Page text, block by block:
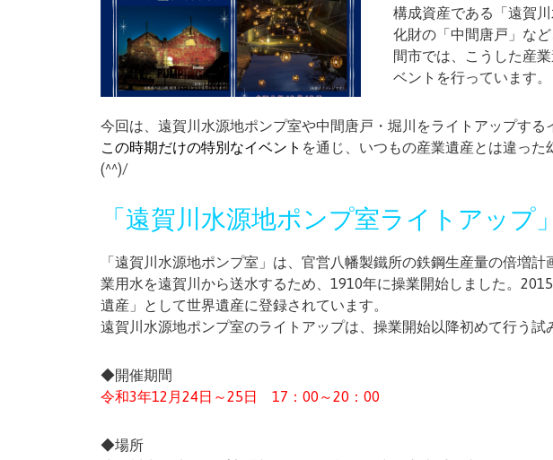
構成資産である「遠賀
化財の「中間唐戸」な
間市では、こうした産
ベントを行っています。
今回は、遠賀川水源地ポンプ室や中間唐戸・堀川をライトアップする
この時期だけの特別なイベント を通じ、いつもの産業遺産とは違っ
(^^)/
「遠賀川水源地ポンプ室ライトアップ」
「遠賀川水源地ポンプ室」は、官営八幡製鐵所の鉄鋼生産量の倍増
業用水を遠賀川から送水するため、1910年に操業開始しました。
遺産」として世界遺産に登録されています。
遠賀川水源地ポンプ室のライトアップは、操業開始以降初めて行う試
◆開催期間
令和3年12月24日～25日 17：00～20：00
◆場所